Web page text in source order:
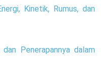
Kinetik, Rumus, dan
Penerapannya dalam